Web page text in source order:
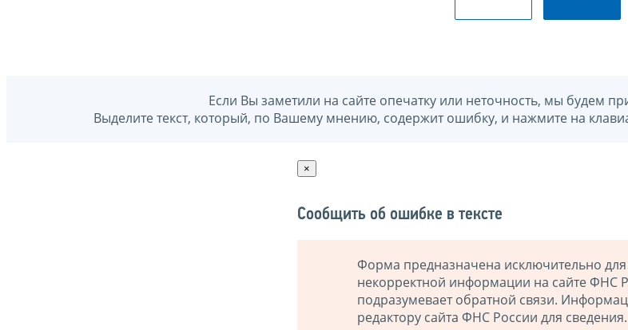
Если Вы заметили на сайте опечатку или неточность, мы будем
Выделите текст, который, по Вашему мнению, содержит ошибку, и нажмите на
×
Сообщить об ошибке в тексте
Форма предназначена исключительно
некорректной информации на сайте ФНС
подразумевает обратной связи.
редактору сайта ФНС России для сведения.